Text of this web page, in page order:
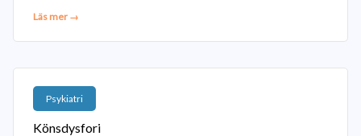
Läs mer →
Psykiatri
Könsdysfori